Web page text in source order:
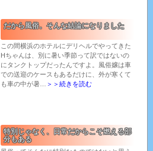
だから風俗。そんな結論になりました
この間横浜のホテルにデリヘルでやってきた
Hちゃんは、別に暑い季節って訳ではないの
にタンクトップだったんですよ。風俗嬢は車
での送迎のケースもあるだけに、外が寒くて
も車の中が暑…
＞＞続きを読む
特別じゃなく、日常だからこそ燃える部
分もある